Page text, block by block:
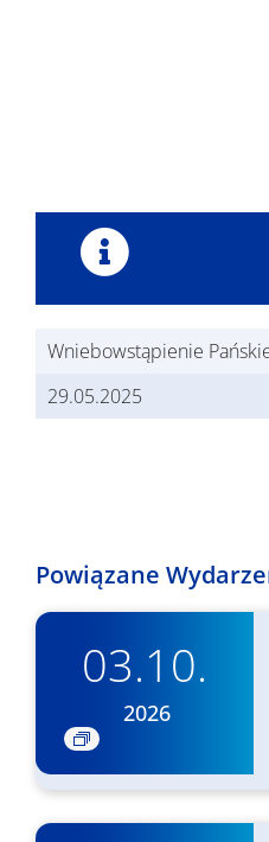
Wniebowstąpienie
29.05.2025
Powiązane
03.10.
2026